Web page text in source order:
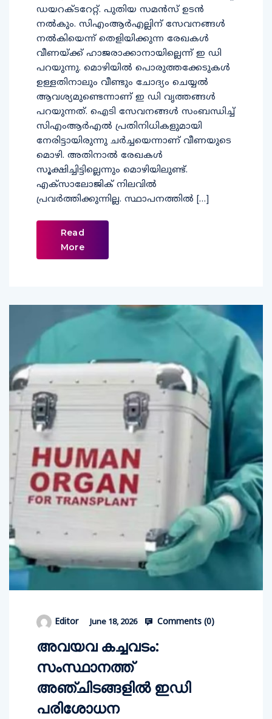
ഡയറക്ടറേറ്റ്. പുതിയ സമന്‍സ് ഉടന്‍
നല്‍കും. സിഎംആര്‍എല്ലിന് സേവനങ്ങള്‍
നല്‍കിയെന്ന് തെളിയിക്കുന്ന രേഖകള്‍
വീണയ്ക്ക് ഹാജരാക്കാനായില്ലെന്ന് ഇ ഡി
പറയുന്നു. മൊഴിയില്‍ പൊരുത്തക്കേടുകള്‍
ഉള്ളതിനാലും വീണ്ടും ചോദ്യം ചെയ്യല്‍
ആവശ്യമുണ്ടെന്നാണ് ഇ ഡി വൃത്തങ്ങള്‍
പറയുന്നത്. ഐടി സേവനങ്ങള്‍ സംബന്ധിച്ച്
സിഎംആര്‍എല്‍ പ്രതിനിധികളുമായി
നേരിട്ടായിരുന്നു ചര്‍ച്ചയെന്നാണ് വീണയുടെ
മൊഴി. അതിനാല്‍ രേഖകള്‍
സൂക്ഷിച്ചിട്ടില്ലെന്നും മൊഴിയിലുണ്ട്.
എക്‌സാലോജിക് നിലവില്‍
പ്രവര്‍ത്തിക്കുന്നില്ല. സ്ഥാപനത്തില്‍ […]
Read
More
Editor June 18, 2026 Comments (0)
അവയവ കച്ചവടം:
സംസ്ഥാനത്ത്
അഞ്ചിടങ്ങളില്‍ ഇഡി
പരിശോധന